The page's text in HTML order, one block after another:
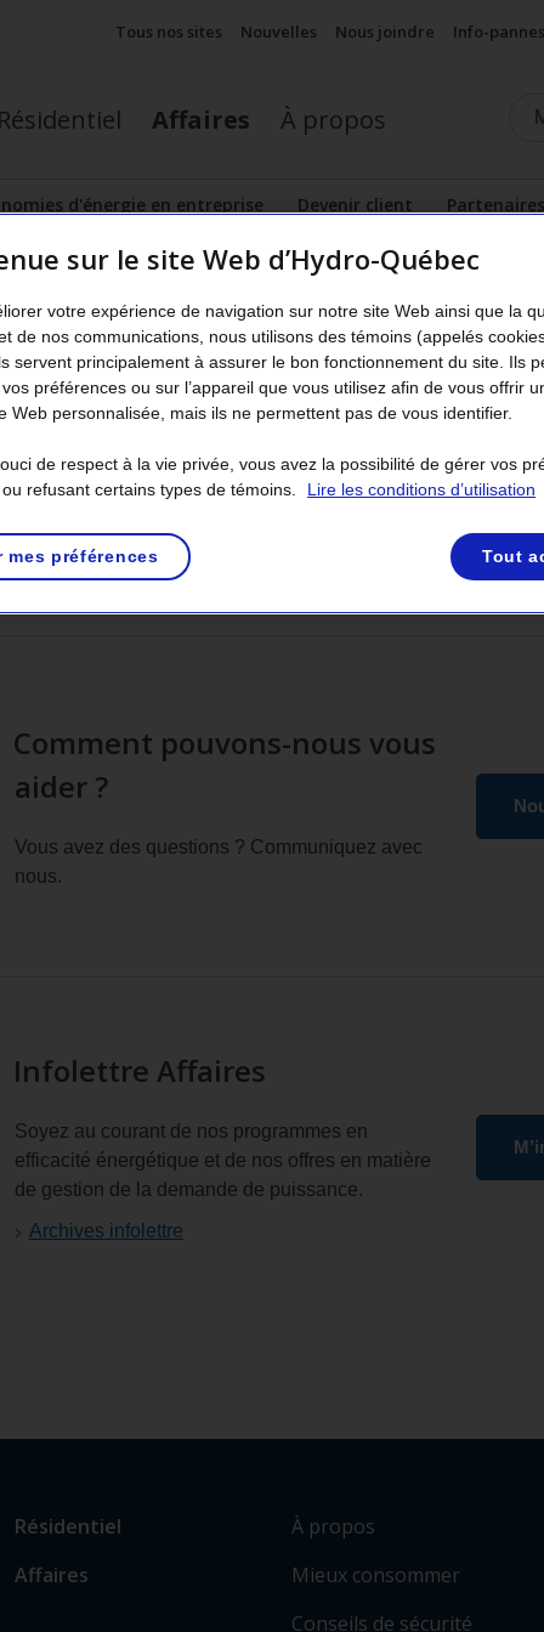
Tous nos sites Nouvelles Nous joindre Info-pannes
Affaires À propos
d'énergie en entreprise Devenir client Partenaires
entreprise
à l’électricité
de l’énergie a rendu sa décision D-2017-
du programme Conversion à
nouvel ordre ce programme et les initiatives
Comment pouvons-nous vous
aider ?
Vous avez des questions ? Communiquez avec
nous.
Infolettre Affaires
Soyez au courant de nos programmes en
efficacité énergétique et de nos offres en matière
de gestion de la demande de puissance.
Archives infolettre
Lien
les
Résidentiel
Affaires
L
e
n
À propos
Mieux consommer
Conseils de sécurité
sur le site Web d’Hydro-Québec
votre expérience de navigation sur notre site Web ainsi que la
de nos communications, nous utilisons des témoins (appelés
servent principalement à assurer le bon fonctionnement du site. Ils
préférences ou sur l’appareil que vous utilisez afin de vous offrir
Web personnalisée, mais ils ne permettent pas de vous identifier.
de respect à la vie privée, vous avez la possibilité de gérer vos
refusant certains types de témoins.
Lire les conditions d’utilisation
mes préférences Tout